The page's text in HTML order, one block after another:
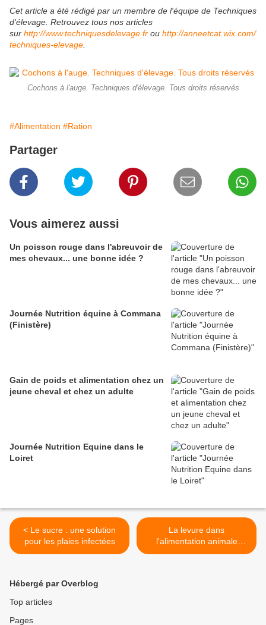
Cet article a été rédigé par un membre de l'équipe de Techniques
d'élevage. Retrouvez tous nos articles
sur http://www.techniquesdelevage.fr ou http://anneetcat.wix.com/
techniques-elevage
Cochons à l'auge. Techniques d'élevage. Tous droits réservés
#Alimentation #Ration
Partager
Vous aimerez aussi
Un poisson rouge dans l'abreuvoir de
mes chevaux... une bonne idée ?
Journée Nutrition équine à Commana
(Finistère)
Gain de poids et alimentation chez un
jeune cheval et chez un adulte
Journée Nutrition Equine dans le
Loiret
< Le sucre : une solution
pour les plaies infectées
La levure dans
l'alimentation animale
naturelle >
Hébergé par Overblog
Top articles
Pages